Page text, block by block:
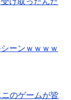
ーンｗｗｗｗ
のゲームが皆